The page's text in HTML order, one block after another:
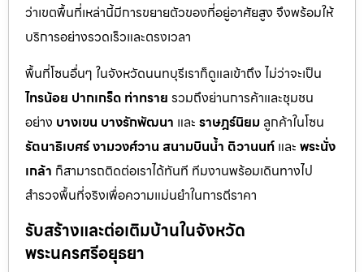
ว่าเขตพื้นที่เหล่านี้มีการขยายตัวของที่อยู่อาศัยสูง จึงพร้อมให้
บริการอย่างรวดเร็วและตรงเวลา
พื้นที่โซนอื่นๆ ในจังหวัดนนทบุรีเราก็ดูแลเข้าถึง ไม่ว่าจะเป็น
ไทรน้อย ปากเกร็ด ท่าทราย รวมถึงย่านการค้าและชุมชน
อย่าง บางเขน บางรักพัฒนา และ ราษฎร์นิยม ลูกค้าในโซน
รัตนาธิเบศร์งามวงศ์วาน สนามบินน้ำ ติวานนท์ และ พระนั่ง
เกล้า ก็สามารถติดต่อเราได้ทันที ทีมงานพร้อมเดินทางไป
สำรวจพื้นที่จริงเพื่อความแม่นยำในการตีราคา
รับสร้างและต่อเติมบ้านในจังหวัด
พระนครศรีอยุธยา